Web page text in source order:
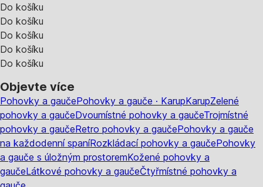
Do košíku
Do košíku
Do košíku
Do košíku
Do košíku
Objevte více
Pohovky a gaučePohovky a gauče · KarupKarupZelené
pohovky a gaučeDvoumístné pohovky a gaučeTrojmístné
pohovky a gaučeRetro pohovky a gaučePohovky a gauče
na každodenní spaníRozkládací pohovky a gaučePohovky
a gauče s úložným prostoremKožené pohovky a
gaučeLátkové pohovky a gaučeČtyřmístné pohovky a